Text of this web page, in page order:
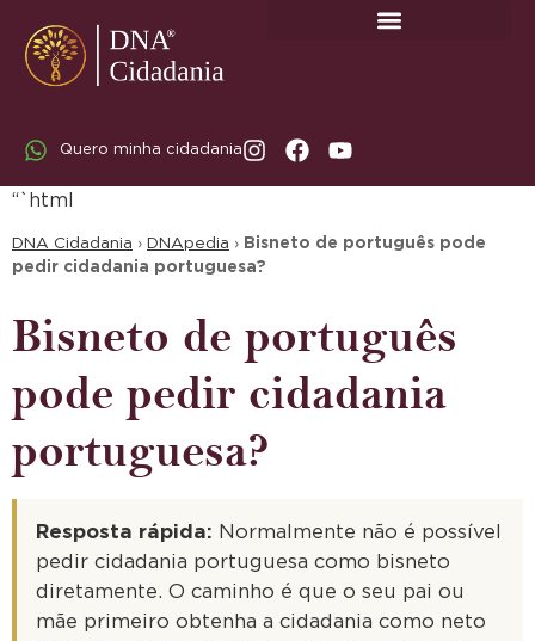
Quero minha cidadania
“`html
DNA Cidadania › DNApedia › Bisneto de português pode
pedir cidadania portuguesa?
Bisneto de português
pode pedir cidadania
portuguesa?
Resposta rápida: Normalmente não é possível
pedir cidadania portuguesa como bisneto
diretamente. O caminho é que o seu pai ou
mãe primeiro obtenha a cidadania como neto